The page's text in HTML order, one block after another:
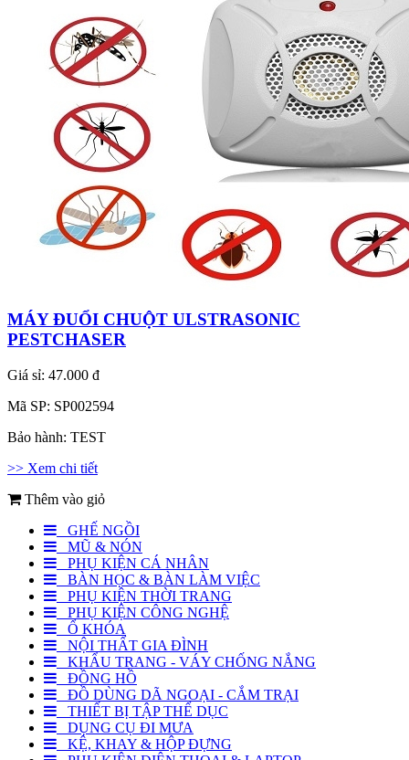
MÁY ĐUỔI CHUỘT ULSTRASONIC
PESTCHASER
Giá sỉ: 47.000 đ
Mã SP: SP002594
Bảo hành: TEST
>> Xem chi tiết
Thêm vào giỏ
GHẾ NGỒI
MŨ & NÓN
PHỤ KIỆN CÁ NHÂN
BÀN HỌC & BÀN LÀM VIỆC
PHỤ KIỆN THỜI TRANG
PHỤ KIỆN CÔNG NGHỆ
Ổ KHÓA
NỘI THẤT GIA ĐÌNH
KHẨU TRANG - VÁY CHỐNG NẮNG
ĐỒNG HỒ
ĐỒ DÙNG DÃ NGOẠI - CẮM TRẠI
THIẾT BỊ TẬP THỂ DỤC
DỤNG CỤ ĐI MƯA
KỆ, KHAY & HỘP ĐỰNG